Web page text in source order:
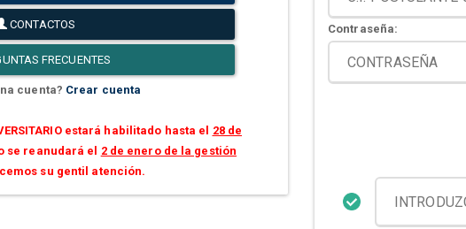
CONTACTOS
FRECUENTES
cuenta? Crear cuenta
estará habilitado hasta el 28 de
se reanudará el 2 de enero de la gestión
su gentil atención.
Contraseña: